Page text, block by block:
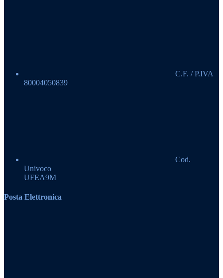
C.F. / P.IVA
80004050839
Cod.
Univoco
UFEA9M
Posta Elettronica